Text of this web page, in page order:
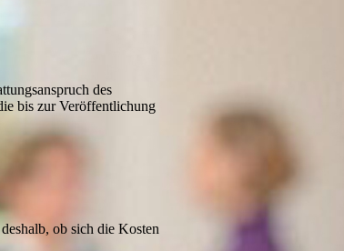
des
bis zur Veröffentlichung
ob sich die Kosten